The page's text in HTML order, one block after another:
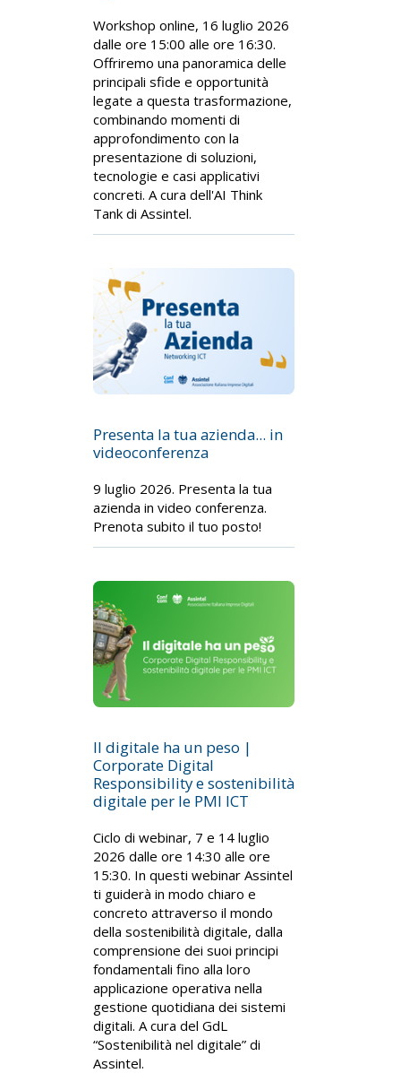
Workshop online, 16 luglio 2026
dalle ore 15:00 alle ore 16:30.
Offriremo una panoramica delle
principali sfide e opportunità
legate a questa trasformazione,
combinando momenti di
approfondimento con la
presentazione di soluzioni,
tecnologie e casi applicativi
concreti. A cura dell'AI Think
Tank di Assintel.
Presenta la tua azienda... in
videoconferenza
9 luglio 2026. Presenta la tua
azienda in video conferenza.
Prenota subito il tuo posto!
Il digitale ha un peso |
Corporate Digital
Responsibility e sostenibilità
digitale per le PMI ICT
Ciclo di webinar, 7 e 14 luglio
2026 dalle ore 14:30 alle ore
15:30. In questi webinar Assintel
ti guiderà in modo chiaro e
concreto attraverso il mondo
della sostenibilità digitale, dalla
comprensione dei suoi principi
fondamentali fino alla loro
applicazione operativa nella
gestione quotidiana dei sistemi
digitali. A cura del GdL
“Sostenibilità nel digitale” di
Assintel.